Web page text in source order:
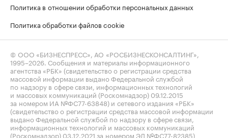
Политика в отношении обработки персональных данных
Политика обработки файлов cookie
© ООО «БИЗНЕСПРЕСС», АО «РОСБИЗНЕСКОНСАЛТИНГ»,
1995–2026. Сообщения и материалы информационного
агентства «РБК» (свидетельство о регистрации средства
массовой информации выдано Федеральной службой
по надзору в сфере связи, информационных технологий
и массовых коммуникаций (Роскомнадзор) 09.12.2015
за номером ИА №ФС77-63848) и сетевого издания «РБК»
(свидетельство о регистрации средства массовой информации
выдано Федеральной службой по надзору в сфере связи,
информационных технологий и массовых коммуникаций
(Роскомнадзор) 03.12.2021 за номером ЭЛ №ФС77-82385)